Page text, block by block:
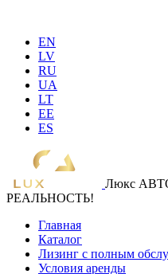
EN
LV
RU
UA
LT
EE
ES
Люкс
РЕАЛЬНОСТЬ!
Главная
Каталог
Лизинг с полным
Условия аренды